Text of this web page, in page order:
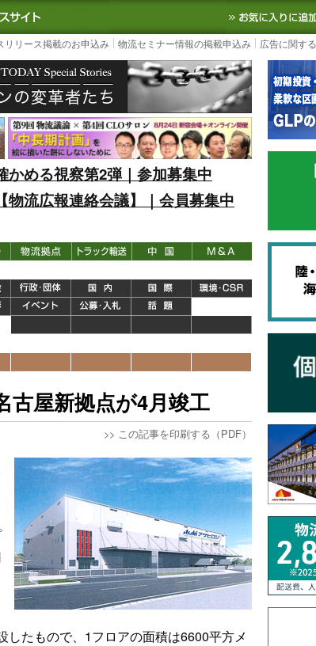
国内最大の物流ニュースサイト3PL, SCMなど国内外の最新の物
リリース掲載のお申込み 物流セミナー情報の掲載申込み 広告に関す
める視察第2弾｜参加募集中
流広報連絡会議】｜会員募集中
古屋新拠点が4月竣工
>> この記事を印刷する（PDF）
たもので、1フロアの面積は6600平方メ